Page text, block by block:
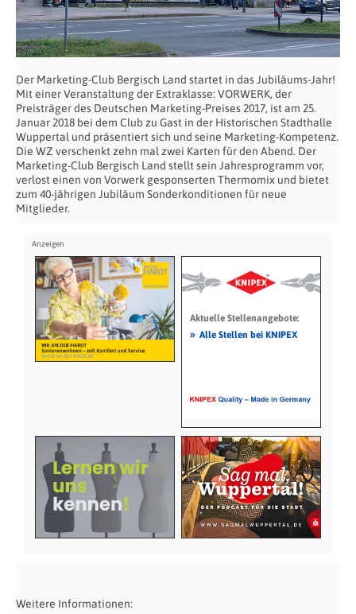
Der Marketing-Club Bergisch Land startet in das Jubiläums-Jahr!
Mit einer Veranstaltung der Extraklasse: VORWERK, der
Preisträger des Deutschen Marketing-Preises 2017, ist am 25.
Januar 2018 bei dem Club zu Gast in der Historischen Stadthalle
Wuppertal und präsentiert sich und seine Marketing-Kompetenz.
Die WZ verschenkt zehn mal zwei Karten für den Abend. Der
Marketing-Club Bergisch Land stellt sein Jahresprogramm vor,
verlost einen von Vorwerk gesponserten Thermomix und bietet
zum 40-jährigen Jubiläum Sonderkonditionen für neue
Mitglieder.
Aktuelle Stellenangebote:
» Alle Stellen bei KNIPEX
Weitere Informationen: